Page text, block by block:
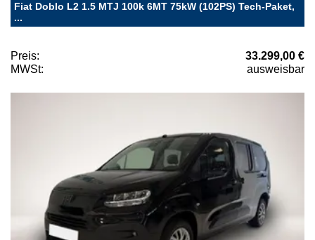
Fiat Doblo L2 1.5 MTJ 100k 6MT 75kW (102PS) Tech-Paket,
...
Preis:
33.299,00 €
MWSt:
ausweisbar